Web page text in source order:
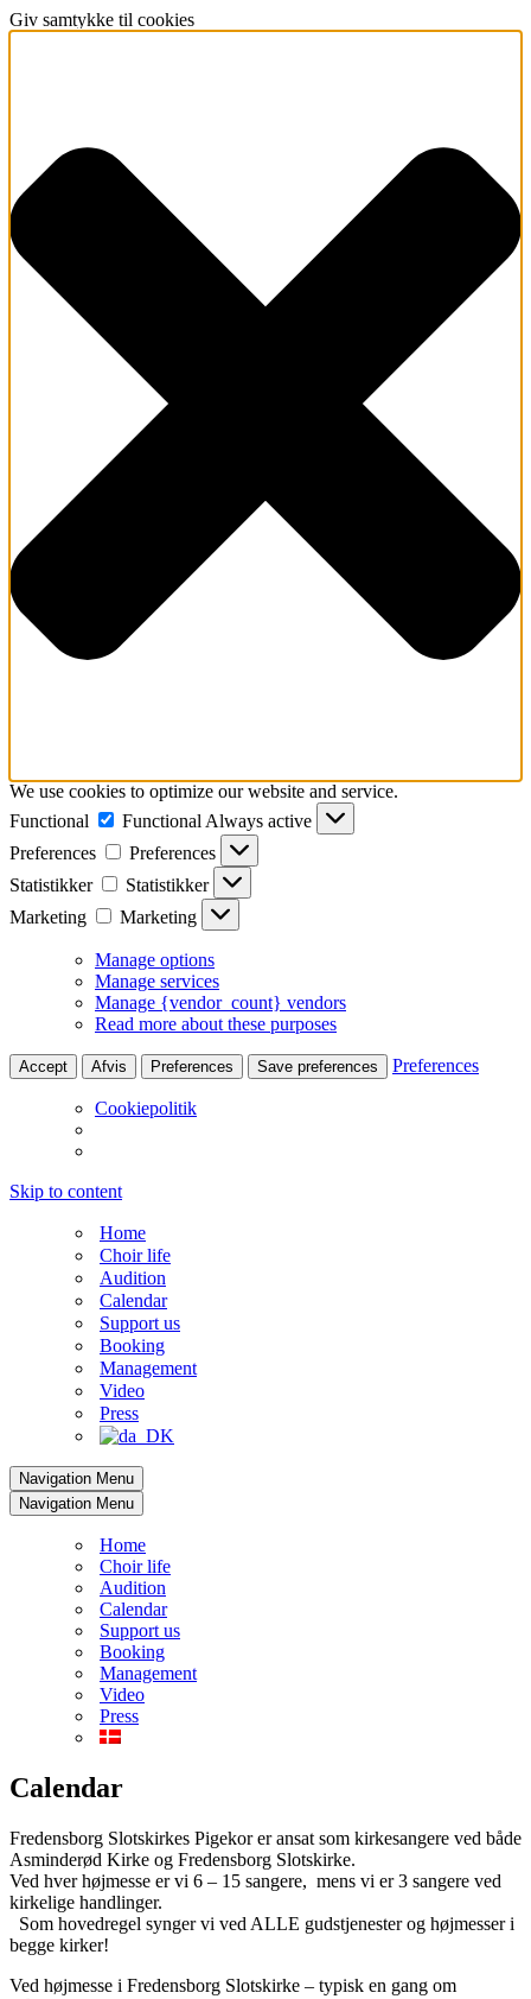
Giv samtykke til cookies
We use cookies to optimize our website and service.
Functional
Functional Always active
Preferences
Preferences
Statistikker
Statistikker
Marketing
Marketing
Manage options
Manage services
Manage {vendor_count} vendors
Read more about these purposes
Accept Afvis Preferences Save preferences Preferences
Cookiepolitik
Skip to content
Home
Choir life
Audition
Calendar
Support us
Booking
Management
Video
Press
Navigation Menu
Navigation Menu
Home
Choir life
Audition
Calendar
Support us
Booking
Management
Video
Press
Calendar
Fredensborg Slotskirkes Pigekor er ansat som kirkesangere ved både
Asminderød Kirke og Fredensborg Slotskirke.
Ved hver højmesse er vi 6 – 15 sangere, mens vi er 3 sangere ved
kirkelige handlinger.
Som hovedregel synger vi ved ALLE gudstjenester og højmesser i
begge kirker!
Ved højmesse i Fredensborg Slotskirke – typisk en gang om